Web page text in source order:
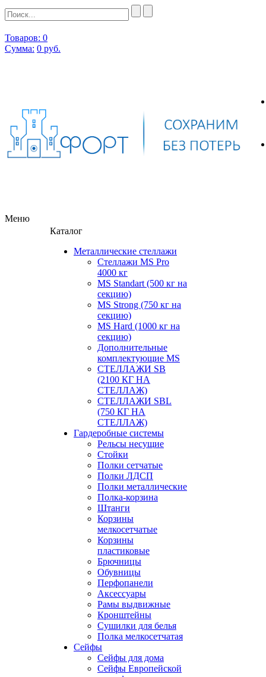
Товаров: 0
Сумма: 0 руб.
Меню
Каталог
Металлические стеллажи
Стеллажи MS Pro
4000 кг
MS Standart (500 кг на
секцию)
MS Strong (750 кг на
секцию)
MS Hard (1000 кг на
секцию)
Дополнительные
комплектующие MS
СТЕЛЛАЖИ SB
(2100 КГ НА
СТЕЛЛАЖ)
СТЕЛЛАЖИ SBL
(750 КГ НА
СТЕЛЛАЖ)
Гардеробные системы
Рельсы несущие
Стойки
Полки сетчатые
Полки ЛДСП
Полки металлические
Полка-корзина
Штанги
Корзины
мелкосетчатые
Корзины
пластиковые
Брючницы
Обувницы
Перфопанели
Аксессуары
Рамы выдвижные
Кронштейны
Сушилки для белья
Полка мелкосетчатая
Сейфы
Сейфы для дома
Сейфы Европейской